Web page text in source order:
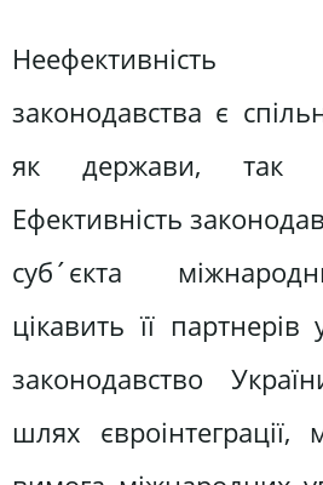
Неефективність
законодавства є
як держави, так і
Ефективність
суб´єкта
цікавить її партнерів
законодавство
шлях євроінтеграції,